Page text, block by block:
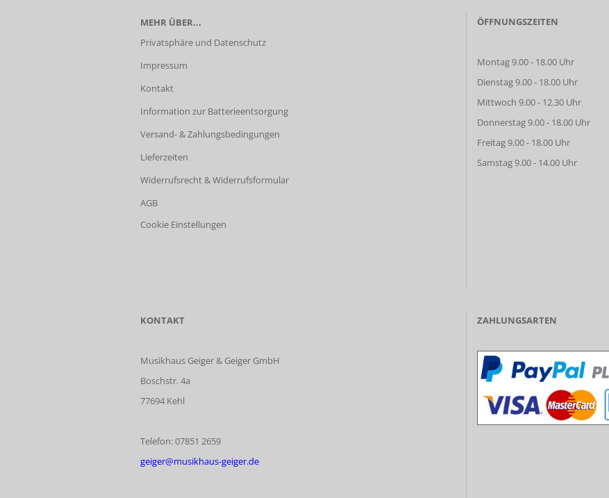
MEHR ÜBER...
Privatsphäre und Datenschutz
Impressum
Kontakt
Information zur Batterieentsorgung
Versand- & Zahlungsbedingungen
Lieferzeiten
Widerrufsrecht & Widerrufsformular
AGB
Cookie Einstellungen
ÖFFNUNGSZEITEN
Montag 9.00 - 18.00 Uhr
Dienstag 9.00 - 18.00 Uhr
Mittwoch 9.00 - 12.30 Uhr
Donnerstag 9.00 - 18.00 Uhr
Freitag 9.00 - 18.00 Uhr
Samstag 9.00 - 14.00 Uhr
KONTAKT
Musikhaus Geiger & Geiger GmbH
Boschstr. 4a
77694 Kehl
Telefon: 07851 2659
geiger@musikhaus-geiger.de
ZAHLUNGSARTEN